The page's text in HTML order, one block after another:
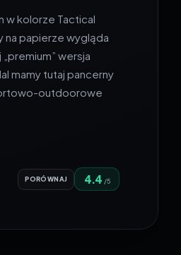
w kolorze Tactical
na papierze wygląda
wersja
mamy tutaj pancerny
outdoorowe
PORÓWNAJ 4.4 /5